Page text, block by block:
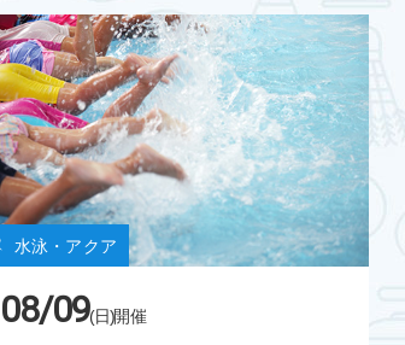
水泳・アクア
08/09(日)開催